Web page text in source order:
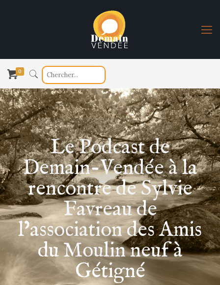
0
Le Podcast de
Demain-Vendée à la
rencontre de Sylvie
Favreau de
l’association des Amis
du Moulin neuf à
Gétigné